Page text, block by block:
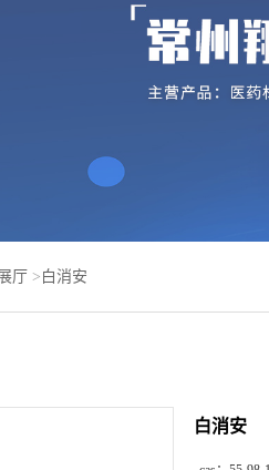
厅 > 白消安
白消安